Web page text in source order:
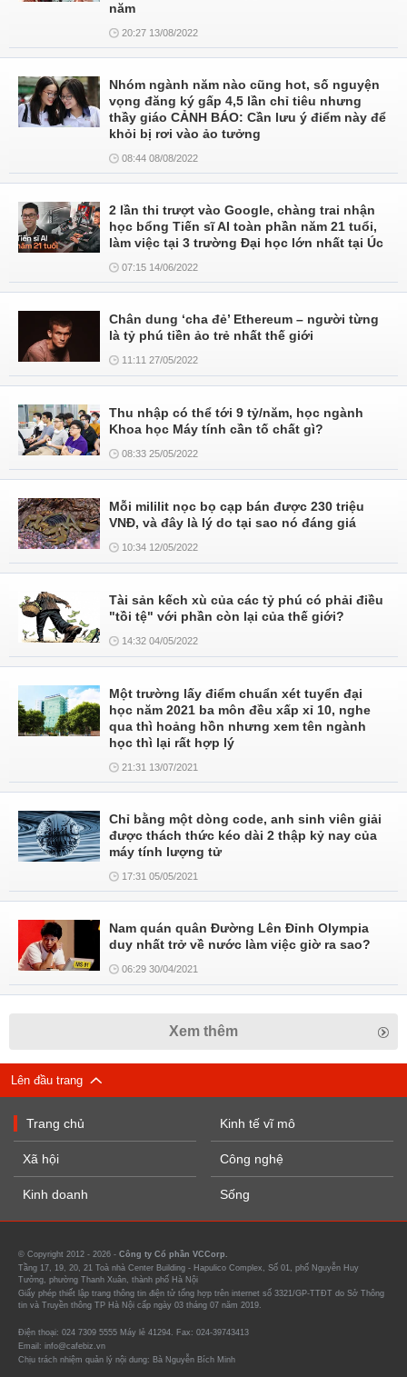
năm
20:27 13/08/2022
Nhóm ngành năm nào cũng hot, số nguyện
vọng đăng ký gấp 4,5 lần chỉ tiêu nhưng
thầy giáo CẢNH BÁO: Cần lưu ý điểm này để
khỏi bị rơi vào ảo tưởng
08:44 08/08/2022
2 lần thi trượt vào Google, chàng trai nhận
học bổng Tiến sĩ AI toàn phần năm 21 tuổi,
làm việc tại 3 trường Đại học lớn nhất tại Úc
07:15 14/06/2022
Chân dung ‘cha đẻ’ Ethereum – người từng
là tỷ phú tiền ảo trẻ nhất thế giới
11:11 27/05/2022
Thu nhập có thể tới 9 tỷ/năm, học ngành
Khoa học Máy tính cần tố chất gì?
08:33 25/05/2022
Mỗi mililit nọc bọ cạp bán được 230 triệu
VNĐ, và đây là lý do tại sao nó đáng giá
10:34 12/05/2022
Tài sản kếch xù của các tỷ phú có phải điều
"tồi tệ" với phần còn lại của thế giới?
14:32 04/05/2022
Một trường lấy điểm chuẩn xét tuyển đại
học năm 2021 ba môn đều xấp xỉ 10, nghe
qua thì hoảng hồn nhưng xem tên ngành
học thì lại rất hợp lý
21:31 13/07/2021
Chỉ bằng một dòng code, anh sinh viên giải
được thách thức kéo dài 2 thập kỷ nay của
máy tính lượng tử
17:31 05/05/2021
Nam quán quân Đường Lên Đỉnh Olympia
duy nhất trở về nước làm việc giờ ra sao?
06:29 30/04/2021
Xem thêm
Lên đầu trang
Trang chủ
Xã hội
Kinh doanh
Kinh tế vĩ mô
Công nghệ
Sống
© Copyright 2012 - 2026 - Công ty Cổ phần VCCorp.
Tầng 17, 19, 20, 21 Toà nhà Center Building - Hapulico Complex, Số 01, phố Nguyễn Huy
Tưởng, phường Thanh Xuân, thành phố Hà Nội
Giấy phép thiết lập trang thông tin điện tử tổng hợp trên internet số 3321/GP-TTĐT do Sở Thông
tin và Truyền thông TP Hà Nội cấp ngày 03 tháng 07 năm 2019.
Điện thoại: 024 7309 5555 Máy lẻ 41294. Fax: 024-39743413
Email: info@cafebiz.vn
Chịu trách nhiệm quản lý nội dung: Bà Nguyễn Bích Minh